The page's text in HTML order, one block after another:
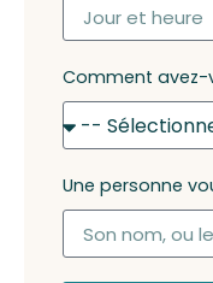
Comment avez-
Une personne